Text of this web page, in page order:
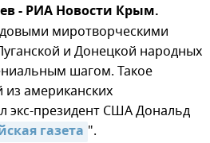
- РИА Новости Крым.
миротворческими
и Донецкой народных
шагом. Такое
американских
экс-президент США Дональд
газета ".